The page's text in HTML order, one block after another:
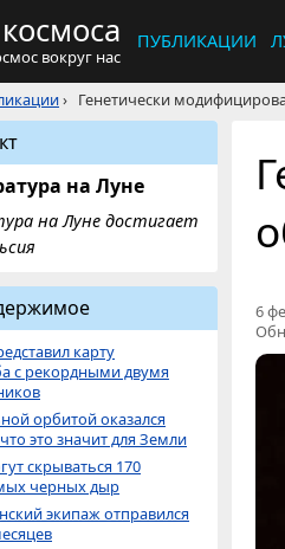
вокруг нас
ПУБЛИКАЦИИ
› Генетически
6
на Луне
на Луне достигает
карту
с рекордными двумя
орбитой оказался
это значит для Земли
скрываться 170
черных дыр
экипаж отправился